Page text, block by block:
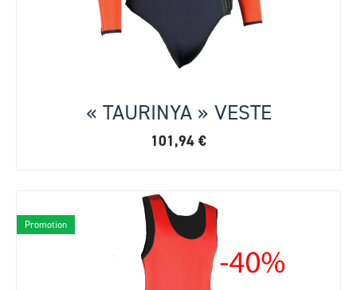
« TAURINYA » VESTE
101,94 €
Promotion